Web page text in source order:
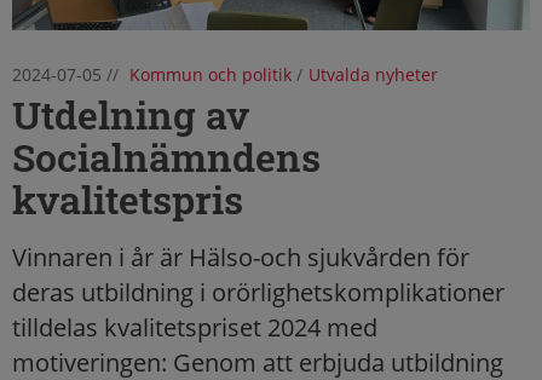
2024-07-05 // Kommun och politik/ Utvalda nyheter
Utdelning av
Socialnämndens
kvalitetspris
Vinnaren i år är Hälso-och sjukvården för
deras utbildning i orörlighetskomplikationer
tilldelas kvalitetspriset 2024 med
motiveringen: Genom att erbjuda utbildning